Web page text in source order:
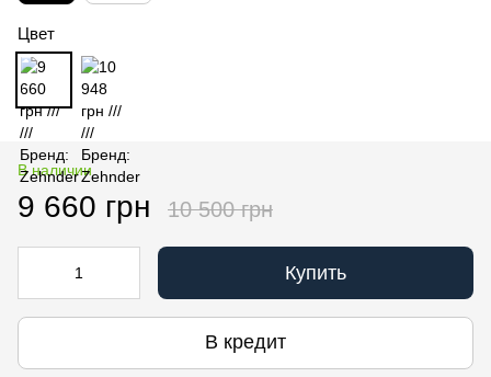
Цвет
В наличии
9 660 грн 10 500 грн
Купить
В кредит